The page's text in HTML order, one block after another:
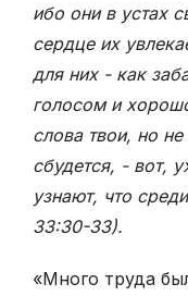
ибо они в устах
сердце их
для них - как
голосом и
слова твои, но
сбудется, - вот,
узнают, что
33:30-33).
«Много труда